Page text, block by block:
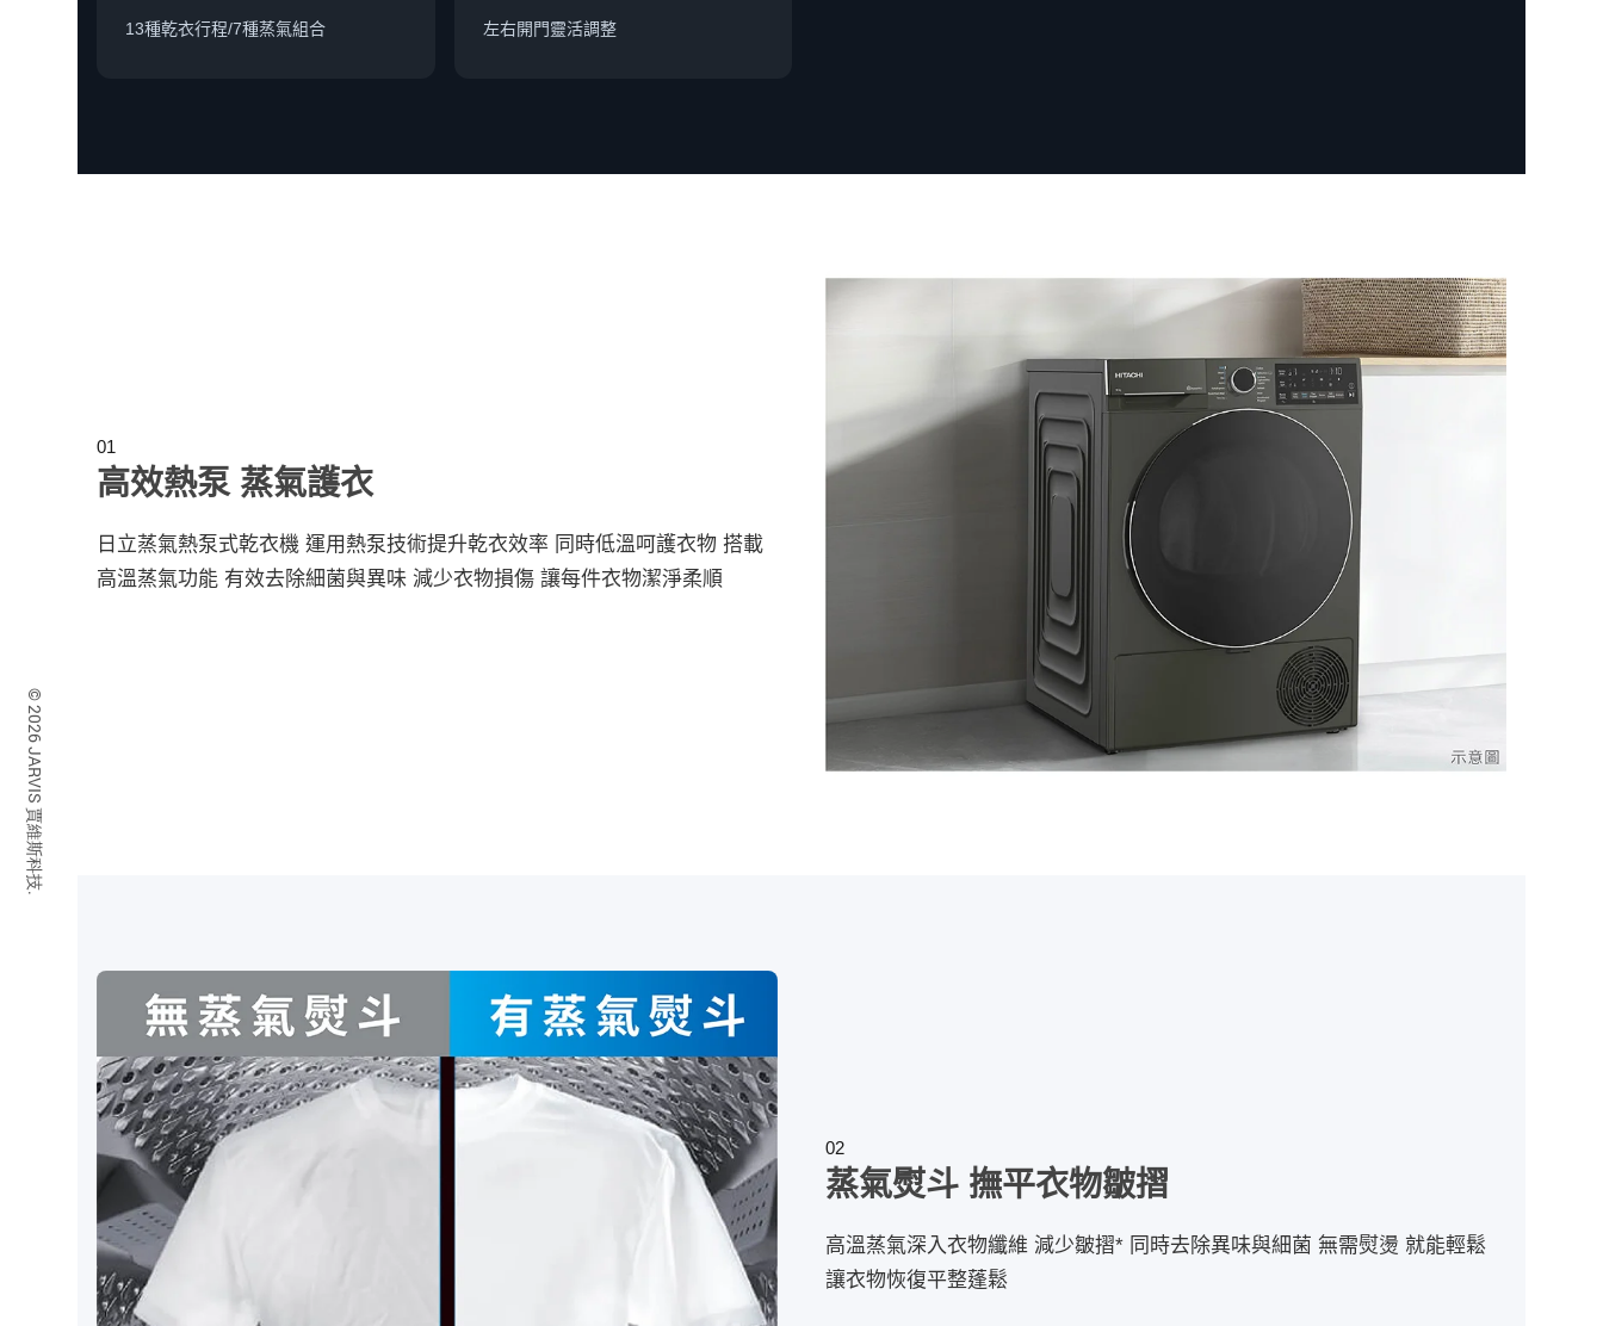
13種乾衣行程/7種蒸氣組合 左右開門靈活調整
01
高效熱泵 蒸氣護衣
日立蒸氣熱泵式乾衣機 運用熱泵技術提升乾衣效率 同時低溫呵護衣物 搭載
高溫蒸氣功能 有效去除細菌與異味 減少衣物損傷 讓每件衣物潔淨柔順
02
蒸氣熨斗 撫平衣物皺摺
高溫蒸氣深入衣物纖維 減少皺摺* 同時去除異味與細菌 無需熨燙 就能輕鬆
讓衣物恢復平整蓬鬆
© 2026 JARVIS 賈維斯科技.